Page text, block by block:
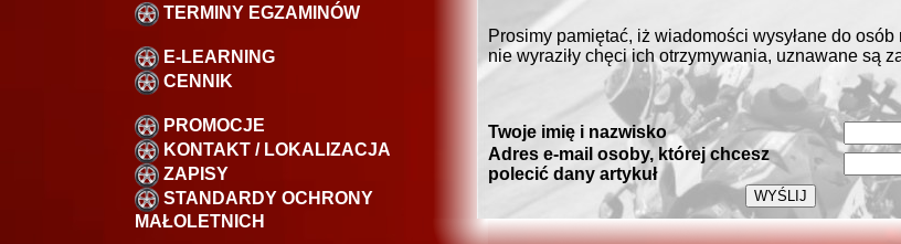
TERMINY EGZAMINÓW
E-LEARNING
CENNIK
PROMOCJE
KONTAKT / LOKALIZACJA
ZAPISY
STANDARDY OCHRONY
MAŁOLETNICH
Prosimy pamiętać, iż wiadomości wysyłane do
nie wyraziły chęci ich otrzymywania, uznawane są
Twoje imię i nazwisko
Adres e-mail osoby, której chcesz
polecić dany artykuł